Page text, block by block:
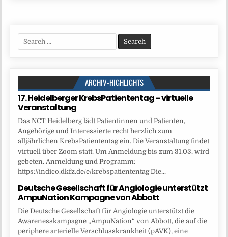
Search
for:
ARCHIV-HIGHLIGHTS
17. Heidelberger KrebsPatiententag – virtuelle
Veranstaltung
Das NCT Heidelberg lädt Patientinnen und Patienten,
Angehörige und Interessierte recht herzlich zum
alljährlichen KrebsPatiententag ein. Die Veranstaltung findet
virtuell über Zoom statt. Um Anmeldung bis zum 31.03. wird
gebeten. Anmeldung und Programm:
https://indico.dkfz.de/e/krebspatiententag Die...
Deutsche Gesellschaft für Angiologie unterstützt
AmpuNation Kampagne von Abbott
Die Deutsche Gesellschaft für Angiologie unterstützt die
Awarenesskampagne „AmpuNation“ von Abbott, die auf die
periphere arterielle Verschlusskrankheit (pAVK), eine